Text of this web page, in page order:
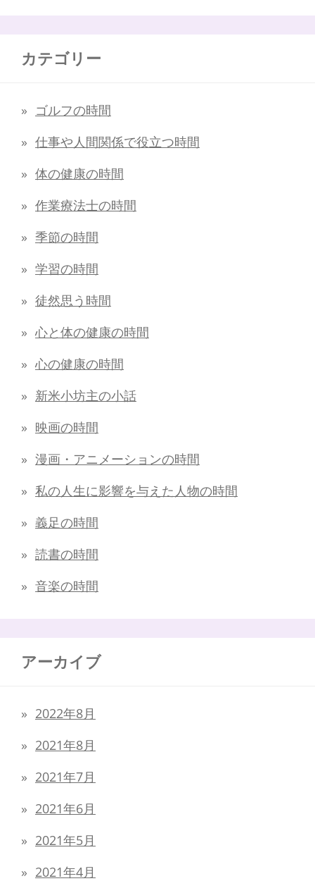
カテゴリー
ゴルフの時間
仕事や人間関係で役立つ時間
体の健康の時間
作業療法士の時間
季節の時間
学習の時間
徒然思う時間
心と体の健康の時間
心の健康の時間
新米小坊主の小話
映画の時間
漫画・アニメーションの時間
私の人生に影響を与えた人物の時間
義足の時間
読書の時間
音楽の時間
アーカイブ
2022年8月
2021年8月
2021年7月
2021年6月
2021年5月
2021年4月